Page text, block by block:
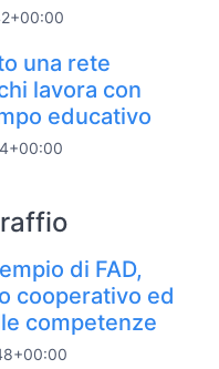
una rete
lavora con
educativo
di FAD,
cooperativo ed
competenze